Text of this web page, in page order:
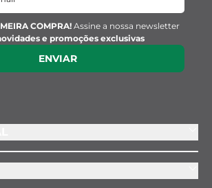
COMPRA! Assine a nossa newsletter
e promoções exclusivas
ENVIAR